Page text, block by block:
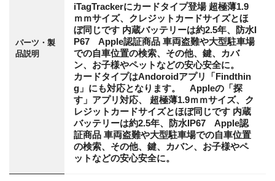
パーツ・製
品説明
iTagTrackerにカードタイプ登場 超極薄1.9
ｍｍサイズ、クレジットカードサイズとほ
ぼ同じです 内蔵バッテリーは約2.5年、防水I
P67 Apple認証商品 車両盗難や大型駐車場
での自車位置の検索、その他、鍵、カバ
ン、お子様やペットなどの安心安全に。
カードタイプはAndoroidアプリ「Findthin
g」にも対応となります。 Appleの「探
す」アプリ対応、 超極薄1.9ｍｍサイズ、ク
レジットカードサイズとほぼ同じです 内蔵
バッテリーは約2.5年、防水IP67 Apple認
証商品 車両盗難や大型駐車場での自車位置
の検索、その他、鍵、カバン、お子様やペ
ットなどの安心安全に。